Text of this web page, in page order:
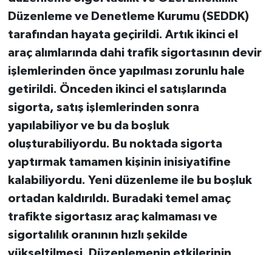
Düzenleme ve Denetleme Kurumu (SEDDK)
tarafından hayata geçirildi. Artık ikinci el
araç alımlarında dahi trafik sigortasının devir
işlemlerinden önce yapılması zorunlu hale
getirildi. Önceden ikinci el satışlarında
sigorta, satış işlemlerinden sonra
yapılabiliyor ve bu da boşluk
oluşturabiliyordu. Bu noktada sigorta
yaptırmak tamamen kişinin inisiyatifine
kalabiliyordu. Yeni düzenleme ile bu boşluk
ortadan kaldırıldı. Buradaki temel amaç
trafikte sigortasız araç kalmaması ve
sigortalılık oranının hızlı şekilde